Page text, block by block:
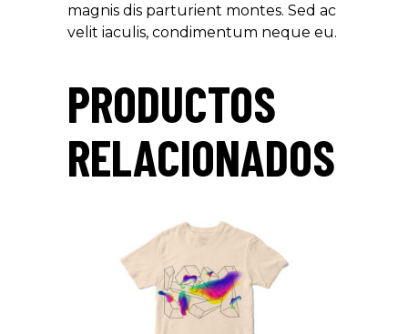
magnis dis parturient montes. Sed ac
velit iaculis, condimentum neque eu.
PRODUCTOS
RELACIONADOS